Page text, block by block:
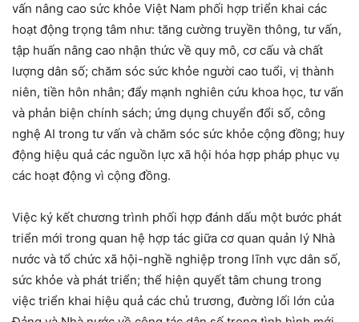
vấn nâng cao sức khỏe Việt Nam phối hợp triển khai các
hoạt động trọng tâm như: tăng cường truyền thông, tư vấn,
tập huấn nâng cao nhận thức về quy mô, cơ cấu và chất
lượng dân số; chăm sóc sức khỏe người cao tuổi, vị thành
niên, tiền hôn nhân; đẩy mạnh nghiên cứu khoa học, tư vấn
và phản biện chính sách; ứng dụng chuyển đổi số, công
nghệ AI trong tư vấn và chăm sóc sức khỏe cộng đồng; huy
động hiệu quả các nguồn lực xã hội hóa hợp pháp phục vụ
các hoạt động vì cộng đồng.
Việc ký kết chương trình phối hợp đánh dấu một bước phát
triển mới trong quan hệ hợp tác giữa cơ quan quản lý Nhà
nước và tổ chức xã hội-nghề nghiệp trong lĩnh vực dân số,
sức khỏe và phát triển; thể hiện quyết tâm chung trong
việc triển khai hiệu quả các chủ trương, đường lối lớn của